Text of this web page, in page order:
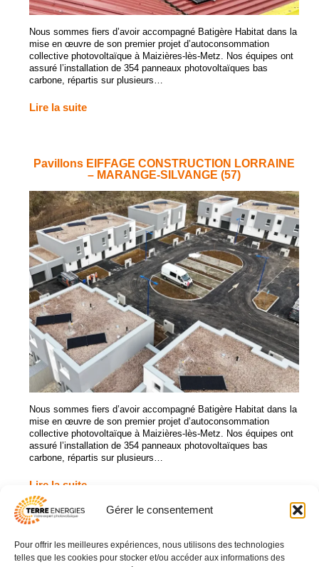
Gérer le consentement
Pour offrir les meilleures expériences, nous utilisons des technologies
telles que les cookies pour stocker et/ou accéder aux informations des
Nous sommes fiers d’avoir accompagné Batigère Habitat dans la
mise en œuvre de son premier projet d’autoconsommation
collective photovoltaïque à Maizières-lès-Metz. Nos équipes ont
assuré l’installation de 354 panneaux photovoltaïques bas
carbone, répartis sur plusieurs…
Lire la suite
Pavillons EIFFAGE CONSTRUCTION LORRAINE
– MARANGE-SILVANGE (57)
Nous sommes fiers d’avoir accompagné Batigère Habitat dans la
mise en œuvre de son premier projet d’autoconsommation
collective photovoltaïque à Maizières-lès-Metz. Nos équipes ont
assuré l’installation de 354 panneaux photovoltaïques bas
carbone, répartis sur plusieurs…
Lire la suite
03 83 16 42 93